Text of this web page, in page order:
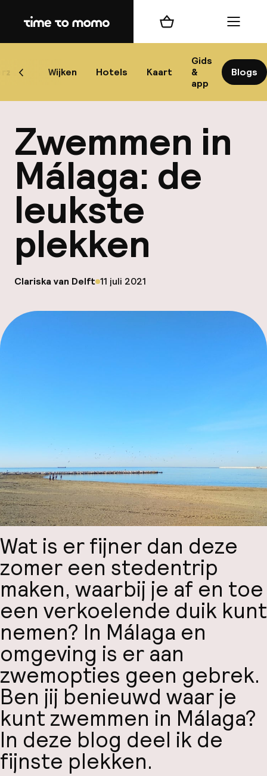
Home
Wijken Hotels Kaart
Gids
&
app
Blogs
Scroll naar links
Winkelmand Menu
Zwemmen in
Málaga: de
leukste
plekken
Gepubliceerd door
Clariska van Delft op
11 juli 2021
Wat is er fijner dan deze
zomer een stedentrip
maken, waarbij je af en toe
een verkoelende duik kunt
nemen? In Málaga en
omgeving is er aan
zwemopties geen gebrek.
Ben jij benieuwd waar je
kunt zwemmen in Málaga?
In deze blog deel ik de
fijnste plekken.